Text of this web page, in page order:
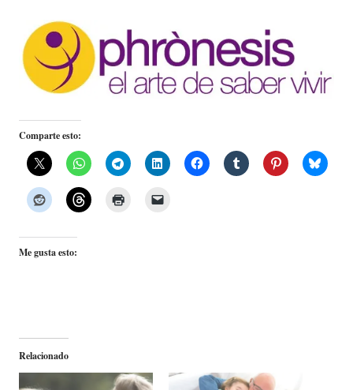
Comparte esto:
Me gusta esto:
Relacionado